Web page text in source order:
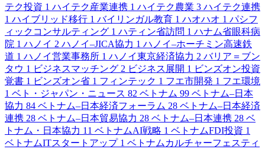
テク投資 1 ハイテク産業連携 1 ハイテク農業 3 ハイテク連携
1 ハイブリッド移行 1 バイリンガル教育 1 ハオハオ 1 パシフ
ィックコンサルティング 1 ハティン省訪問 1 ハナム省眼科病
院 1 ハノイ 2 ハノイ–JICA協力 1 ハノイ–ホーチミン高速鉄
道 1 ハノイ営業事務所 1 ハノイ東京経済協力 2 バリア＝ブン
タウ 1 ビジネスマッチング 2 ビジネス展開 1 ビンズオン投資
覚書 1 ビンズオン省 1 フィンテック 1 フエ市開発 1 フエ環境
1 ベト・ジャパン・ニュース 82 ベトナム 99 ベトナム–日本
協力 84 ベトナム–日本経済フォーラム 28 ベトナム–日本経済
連携 28 ベトナム–日本貿易協力 28 ベトナム–日本連携 28 ベ
トナム・日本協力 11 ベトナムAI戦略 1 ベトナムFDI投資 1
ベトナムITスタートアップ 1 ベトナムカルチャーフェスティ